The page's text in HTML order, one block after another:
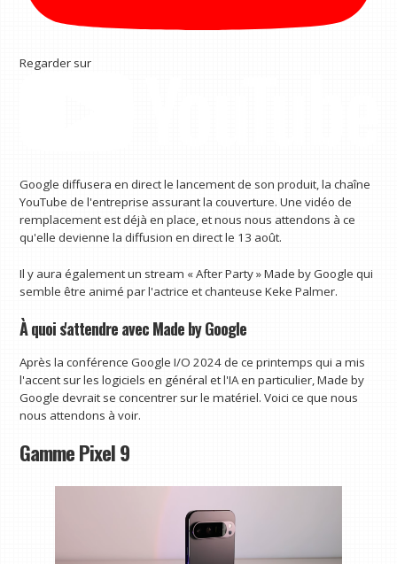
Regarder sur
Google diffusera en direct le lancement de son produit, la chaîne
YouTube de l'entreprise assurant la couverture. Une vidéo de
remplacement est déjà en place, et nous nous attendons à ce
qu'elle devienne la diffusion en direct le 13 août.
Il y aura également un stream « After Party » Made by Google qui
semble être animé par l'actrice et chanteuse Keke Palmer.
À quoi s'attendre avec Made by Google
Après la conférence Google I/O 2024 de ce printemps qui a mis
l'accent sur les logiciels en général et l'IA en particulier, Made by
Google devrait se concentrer sur le matériel. Voici ce que nous
nous attendons à voir.
Gamme Pixel 9